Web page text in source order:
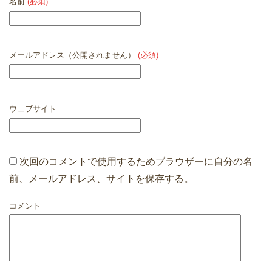
メールアドレス（公開されません） (必須)
ウェブサイト
次回のコメントで使用するためブラウザーに自分の名
前、メールアドレス、サイトを保存する。
コメント